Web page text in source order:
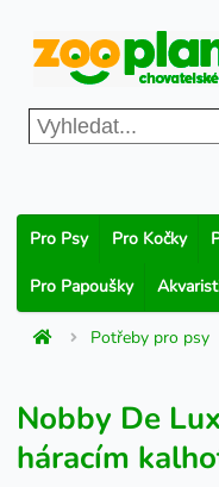
Pro Psy Pro Kočky
Pro Papoušky
Potřeby pro psy
Nobby De
háracím